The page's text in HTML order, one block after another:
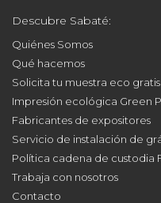
Descubre Sabaté:
Quiénes Somos
Qué hacemos
Solicita tu muestra eco gratis
Impresión ecológica Green
Fabricantes de expositores
Servicio de instalación de
Política cadena de custodia
Trabaja con nosotros
Contacto